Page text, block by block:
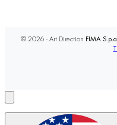
© 2026 - Art Direction FIMA S.p.a